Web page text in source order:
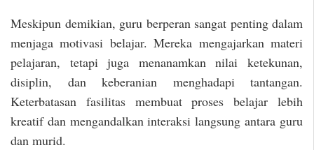
Meskipun demikian, guru berperan sangat penting dalam
menjaga motivasi belajar. Mereka mengajarkan materi
pelajaran, tetapi juga menanamkan nilai ketekunan,
disiplin, dan keberanian menghadapi tantangan.
Keterbatasan fasilitas membuat proses belajar lebih
kreatif dan mengandalkan interaksi langsung antara guru
dan murid.